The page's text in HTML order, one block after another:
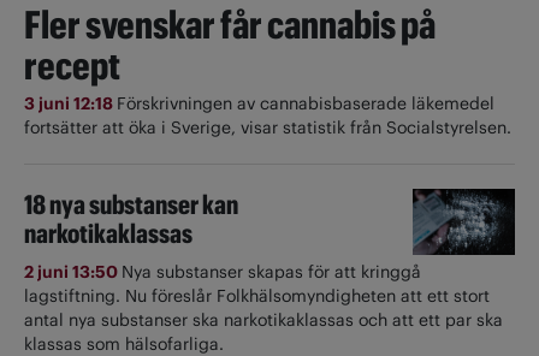
Fler svenskar får cannabis på
recept
3 juni 12:18 Förskrivningen av cannabisbaserade läkemedel
fortsätter att öka i Sverige, visar statistik från Socialstyrelsen.
18 nya substanser kan
narkotikaklassas
2 juni 13:50 Nya substanser skapas för att kringgå
lagstiftning. Nu föreslår Folkhälsomyndigheten att ett stort
antal nya substanser ska narkotikaklassas och att ett par ska
klassas som hälsofarliga.